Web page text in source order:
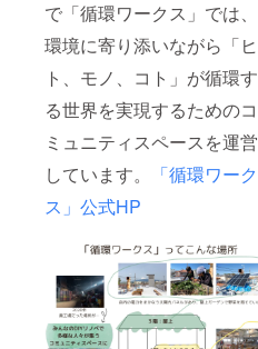
で「循環ワークス」では、
環境に寄り添いながら「ヒ
ト、モノ、コト」が循環す
る世界を実現するためのコ
ミュニティスペースを運営
しています。
「循環ワーク
ス」公式HP